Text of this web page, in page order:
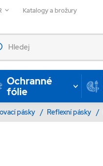
Katalogy a brožury
Ochranné
fólie
pásky / Reflexní pásky /